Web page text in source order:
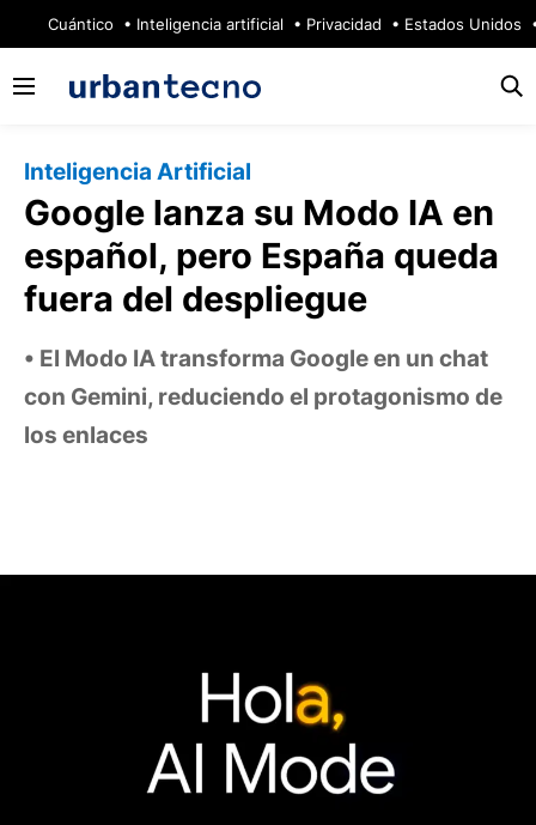
Cuántico Inteligencia artificial Privacidad Estados Unidos
Inteligencia Artificial
Google lanza su Modo IA en
español, pero España queda
fuera del despliegue
El Modo IA transforma Google en un chat
con Gemini, reduciendo el protagonismo de
los enlaces